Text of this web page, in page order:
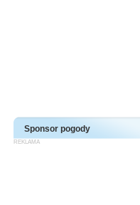
Sponsor pogody